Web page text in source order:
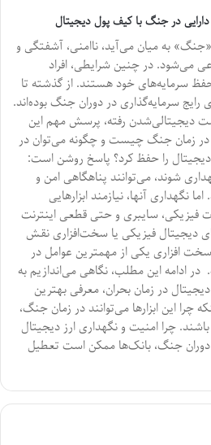
در جنگ با کیف پول دیجیتال
«جنگ» به میان می‌آید، ناامنی، آشفتگی و
می‌شود. در چنین شرایطی، افراد
سرمایه‌های خود هستند. از گذشته تا
رایج سرمایه‌گذاری در دوران جنگ بوده‌اند.
دیجیتالی‌شدن رفته، پرسش مهم این
در زمان جنگ چیست و چگونه می‌توان در
دیجیتال را حفظ کرد؟ پاسخ روشن است:
شوند، می‌توانند پناهگاهی امن و
نگهداری آنها، نیازمند ابزار‌هایی
فیزیکی، سایبری و حتی قطعی اینترنت
دیجیتال فیزیکی یا سخت‌افزاری نقش
افزاری یکی از مهمترین عوامل در
ادامه این مطلب، نگاهی می‌اندازیم به
در زمان بحران، معرفی بهترین
چرا این ابزار‌ها می‌توانند در زمان جنگ،
چرا امنیت و نگهداری ارز دیجیتال
جنگ، بانک‌ها ممکن است تعطیل